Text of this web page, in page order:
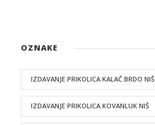
OZNAKE
IZDAVANJE PRIKOLICA KALAČ BRDO NIŠ
IZDAVANJE PRIKOLICA KOVANLUK NIŠ